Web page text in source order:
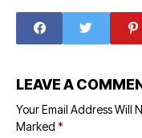
LEAVE A
Your Email Address Will
Marked *